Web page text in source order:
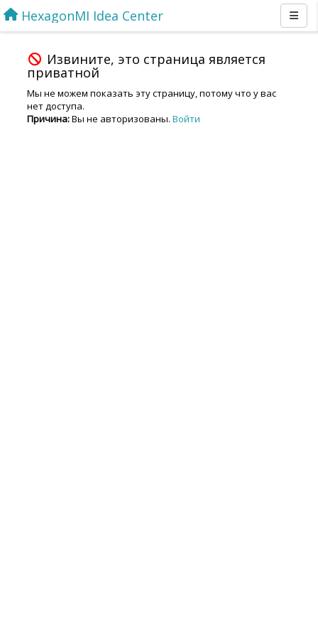
HexagonMI Idea Center
Извините, это страница является
приватной
Мы не можем показать эту страницу, потому что у вас
нет доступа.
Причина:Вы не авторизованы. Войти